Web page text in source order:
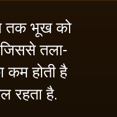
तक भूख को
तला-
कम होती है
रहता है.